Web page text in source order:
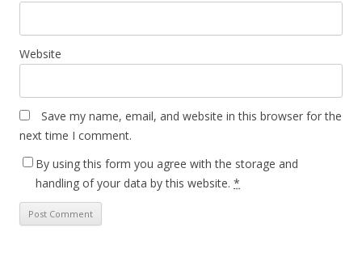
Website
Save my name, email, and website in this browser for the
next time I comment.
By using this form you agree with the storage and
handling of your data by this website. *